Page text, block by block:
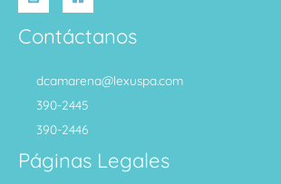
Contáctanos
dcamarena@lexuspa.com
390-2445
390-2446
Páginas Legales